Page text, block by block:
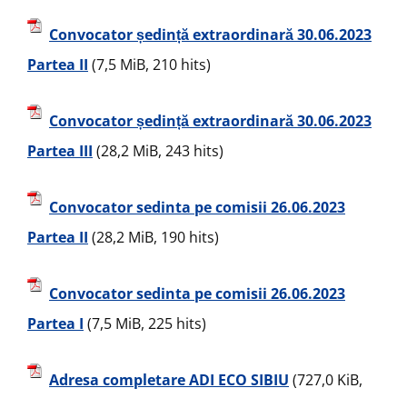
Convocator ședință extraordinară 30.06.2023
Partea II (7,5 MiB, 210 hits)
Convocator ședință extraordinară 30.06.2023
Partea III (28,2 MiB, 243 hits)
Convocator sedinta pe comisii 26.06.2023
Partea II (28,2 MiB, 190 hits)
Convocator sedinta pe comisii 26.06.2023
Partea I (7,5 MiB, 225 hits)
Adresa completare ADI ECO SIBIU (727,0 KiB,